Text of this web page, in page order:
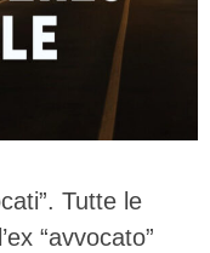
Tutte le
“avvocato”